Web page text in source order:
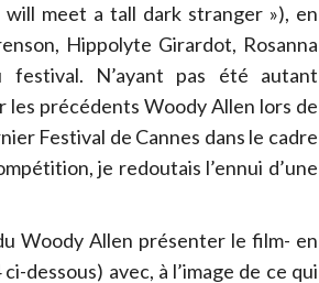
meet a tall dark stranger »), en
Hippolyte Girardot, Rosanna
N’ayant pas été autant
les précédents Woody Allen lors de
Festival de Cannes dans le cadre
je redoutais l’ennui d’une
Woody Allen présenter le film- en
dessous) avec, à l’image de ce qui